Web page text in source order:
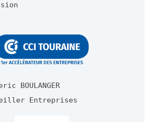
BOULANGER
Entreprises